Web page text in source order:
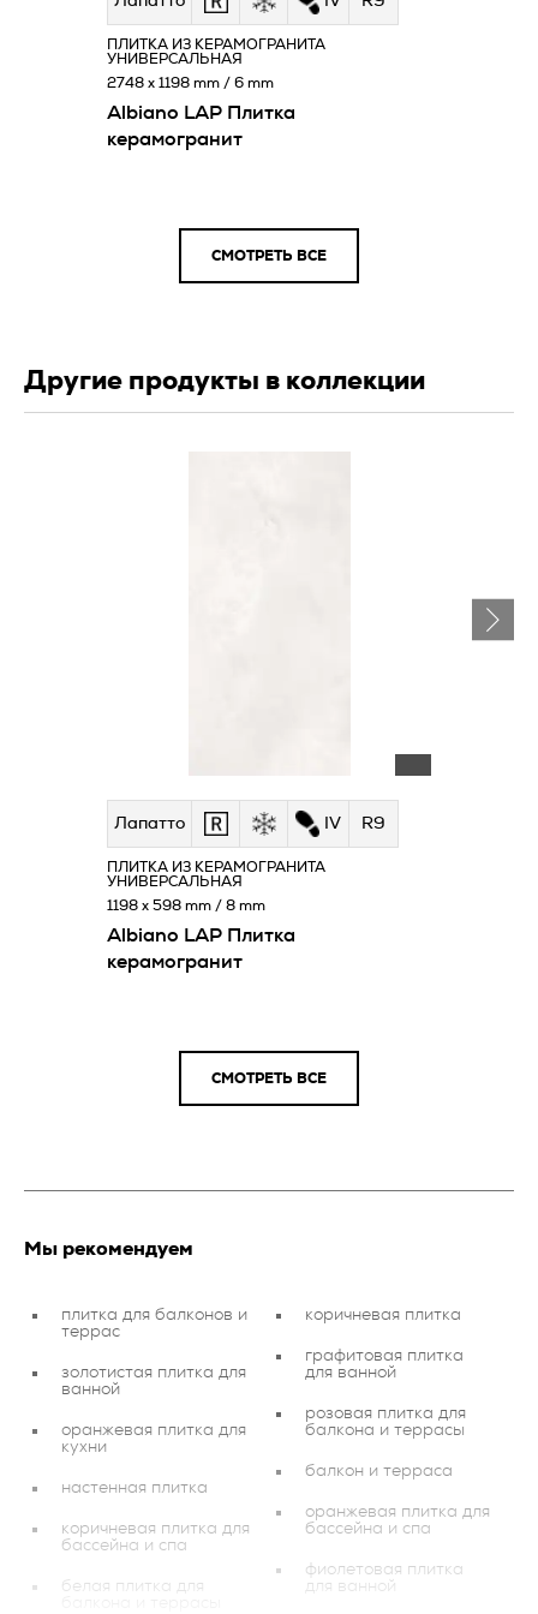
Albiano LAP Плитка
керамогранит
ПЛИТКА ИЗ КЕРАМОГРАНИТА
УНИВЕРСАЛЬНАЯ
2748 x 1198 mm / 6 mm
СМОТРЕТЬ ВСЕ
Другие продукты в коллекции
Лапатто IV R9
Albiano LAP Плитка
керамогранит
ПЛИТКА ИЗ КЕРАМОГРАНИТА
УНИВЕРСАЛЬНАЯ
1198 x 598 mm / 8 mm
СМОТРЕТЬ ВСЕ
Мы рекомендуем
плитка для балконов и
террас
золотистая плитка для
ванной
оранжевая плитка для
кухни
настенная плитка
коричневая плитка для
бассейна и спа
белая плитка для
коричневая плитка
графитовая плитка
для ванной
розовая плитка для
балкона и террасы
балкон и терраса
оранжевая плитка для
бассейна и спа
фиолетовая плитка
для ванной